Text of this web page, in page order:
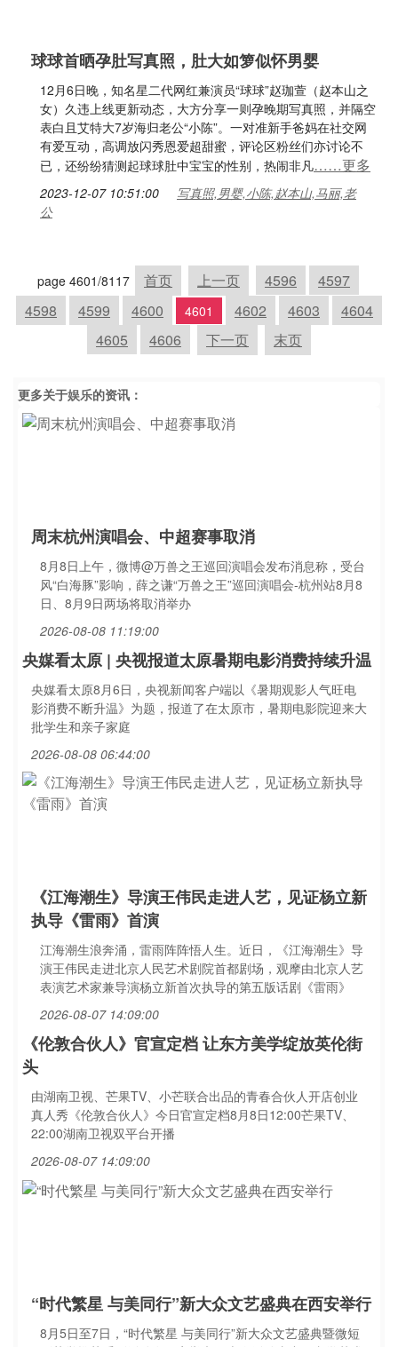
球球首晒孕肚写真照，肚大如箩似怀男婴
12月6日晚，知名星二代网红兼演员“球球”赵珈萱（赵本山之
女）久违上线更新动态，大方分享一则孕晚期写真照，并隔空
表白且艾特大7岁海归老公“小陈”。一对准新手爸妈在社交网
有爱互动，高调放闪秀恩爱超甜蜜，评论区粉丝们亦讨论不
已，还纷纷猜测起球球肚中宝宝的性别，热闹非凡……更多
2023-12-07 10:51:00
写真照,男婴,小陈,赵本山,马丽,老
公
page 4601/8117 首页 上一页 4596
4597
4598
4599 4600 4601 4602 4603
4604
4605
4606 下一页 末页
更多关于娱乐的资讯：
周末杭州演唱会、中超赛事取消
8月8日上午，微博@万兽之王巡回演唱会发布消息称，受台
风“白海豚”影响，薛之谦“万兽之王”巡回演唱会-杭州站8月8
日、8月9日两场将取消举办
2026-08-08 11:19:00
央媒看太原 | 央视报道太原暑期电影消费持续升温
央媒看太原8月6日，央视新闻客户端以《暑期观影人气旺电
影消费不断升温》为题，报道了在太原市，暑期电影院迎来大
批学生和亲子家庭
2026-08-08 06:44:00
《江海潮生》导演王伟民走进人艺，见证杨立新
执导《雷雨》首演
江海潮生浪奔涌，雷雨阵阵悟人生。近日，《江海潮生》导
演王伟民走进北京人民艺术剧院首都剧场，观摩由北京人艺
表演艺术家兼导演杨立新首次执导的第五版话剧《雷雨》
2026-08-07 14:09:00
《伦敦合伙人》官宣定档 让东方美学绽放英伦街
头
由湖南卫视、芒果TV、小芒联合出品的青春合伙人开店创业
真人秀《伦敦合伙人》今日官宣定档8月8日12:00芒果TV、
22:00湖南卫视双平台开播
2026-08-07 14:09:00
“时代繁星 与美同行”新大众文艺盛典在西安举行
8月5日至7日，“时代繁星 与美同行”新大众文艺盛典暨微短